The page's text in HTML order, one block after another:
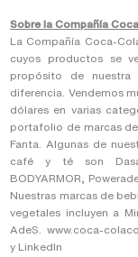
Sobre la Compañía
La Compañía Coca-
cuyos productos se
propósito de
diferencia. Vendemos
dólares en varias
portafolio de marcas
Fanta. Algunas de
café y té son
BODYARMOR,
Nuestras marcas de
vegetales incluyen a
AdeS.www.coca-
y LinkedIn